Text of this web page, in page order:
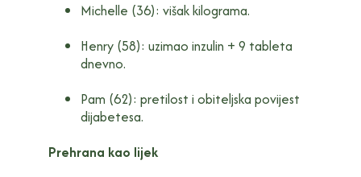
Michelle (36): višak kilograma.
Henry (58): uzimao inzulin + 9 tableta
dnevno.
Pam (62): pretilost i obiteljska povijest
dijabetesa.
Prehrana kao lijek